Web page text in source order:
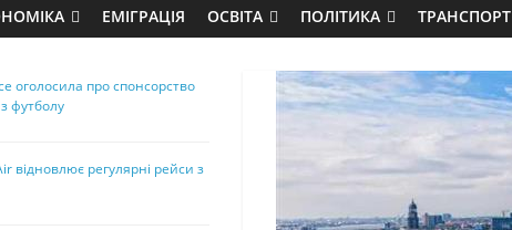
ЕМІГРАЦІЯ ОСВІТА ПОЛІТИКА ТРАНСПОРТ
оголосила про спонсорство
футболу
відновлює регулярні рейси з